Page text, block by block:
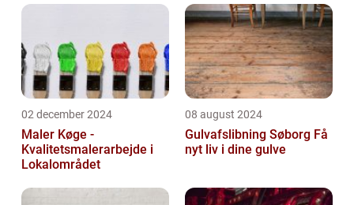
02 december 2024
Maler Køge -
Kvalitetsmalerarbejde i
Lokalområdet
08 august 2024
Gulvafslibning Søborg Få
nyt liv i dine gulve